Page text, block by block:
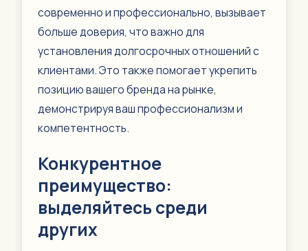
современно и профессионально, вызывает
больше доверия, что важно для
установления долгосрочных отношений с
клиентами. Это также помогает укрепить
позицию вашего бренда на рынке,
демонстрируя ваш профессионализм и
компетентность.
Конкурентное
преимущество:
выделяйтесь среди
других